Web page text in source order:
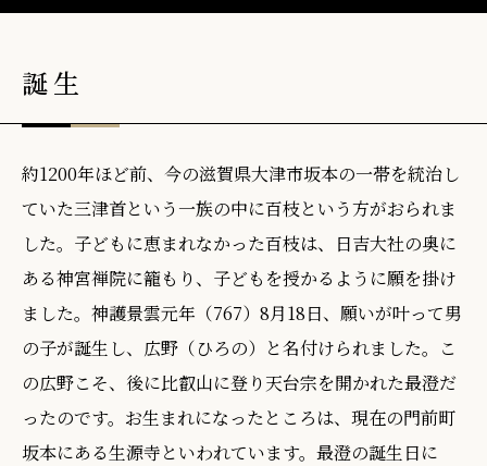
誕生
約1200年ほど前、今の滋賀県大津市坂本の一帯を統治し
ていた三津首という一族の中に百枝という方がおられま
した。子どもに恵まれなかった百枝は、日吉大社の奥に
ある神宮禅院に籠もり、子どもを授かるように願を掛け
ました。神護景雲元年（767）8月18日、願いが叶って男
の子が誕生し、広野（ひろの）と名付けられました。こ
の広野こそ、後に比叡山に登り天台宗を開かれた最澄だ
ったのです。お生まれになったところは、現在の門前町
坂本にある生源寺といわれています。最澄の誕生日に